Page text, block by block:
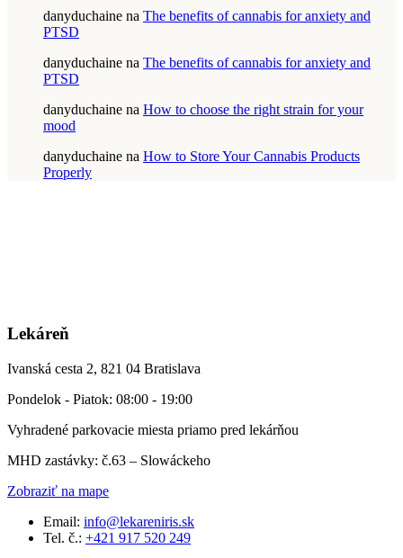
danyduchaine na The benefits of cannabis for anxiety and
PTSD
danyduchaine na The benefits of cannabis for anxiety and
PTSD
danyduchaine na How to choose the right strain for your
mood
danyduchaine na How to Store Your Cannabis Products
Properly
Lekáreň
Ivanská cesta 2, 821 04 Bratislava
Pondelok - Piatok: 08:00 - 19:00
Vyhradené parkovacie miesta priamo pred lekárňou
MHD zastávky: č.63 – Slowáckeho
Zobraziť na mape
Email: info@lekareniris.sk
Tel. č.: +421 917 520 249